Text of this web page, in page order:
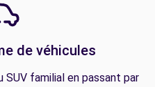
de véhicules
SUV familial en passant par